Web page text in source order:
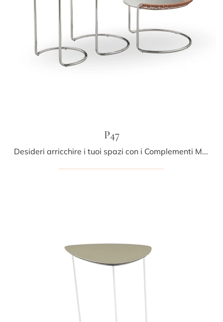
P47
Desideri arricchire i tuoi spazi con i Complementi Midj? Ti presentiamo vari modelli di tavolini in metallo come P47.